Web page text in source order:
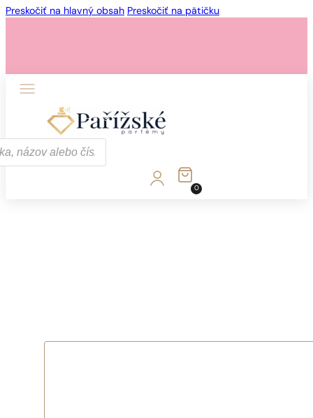
Preskočiť na hlavný obsah Preskočiť na pätičku
1 - 3 ks.
0